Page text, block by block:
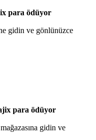
para ödüyor
gidin ve gönlünüzce
para ödüyor
gidin ve